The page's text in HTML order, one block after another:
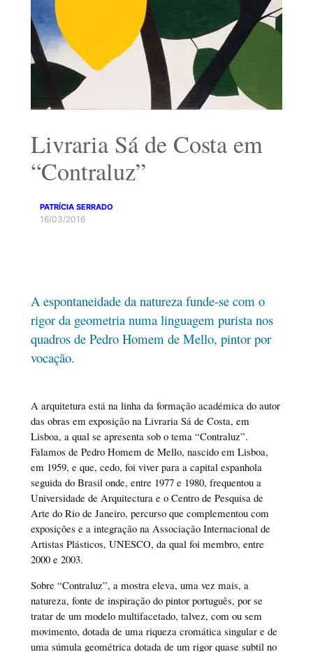
Livraria Sá de Costa em
“Contraluz”
PATRÍCIA SERRADO
16/03/2016
A espontaneidade da natureza funde-se com o
rigor da geometria numa linguagem purista nos
quadros de Pedro Homem de Mello, pintor por
vocação.
A arquitetura está na linha da formação académica do autor
das obras em exposição na Livraria Sá de Costa, em
Lisboa, a qual se apresenta sob o tema “Contraluz”.
Falamos de Pedro Homem de Mello, nascido em Lisboa,
em 1959, e que, cedo, foi viver para a capital espanhola
seguida do Brasil onde, entre 1977 e 1980, frequentou a
Universidade de Arquitectura e o Centro de Pesquisa de
Arte do Rio de Janeiro, percurso que complementou com
exposições e a integração na Associação Internacional de
Artistas Plásticos, UNESCO, da qual foi membro, entre
2000 e 2003.
Sobre “Contraluz”, a mostra eleva, uma vez mais, a
natureza, fonte de inspiração do pintor português, por se
tratar de um modelo multifacetado, talvez, com ou sem
movimento, dotada de uma riqueza cromática singular e de
uma súmula geométrica dotada de um rigor quase subtil no